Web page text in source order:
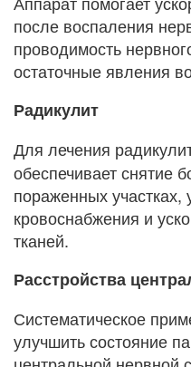
после воспаления
проводимость
остаточные явления
Радикулит
Для лечения
обеспечивает снятие
пораженных участках,
кровоснабжения и
тканей.
Расстройства
Систематическое
улучшить состояние